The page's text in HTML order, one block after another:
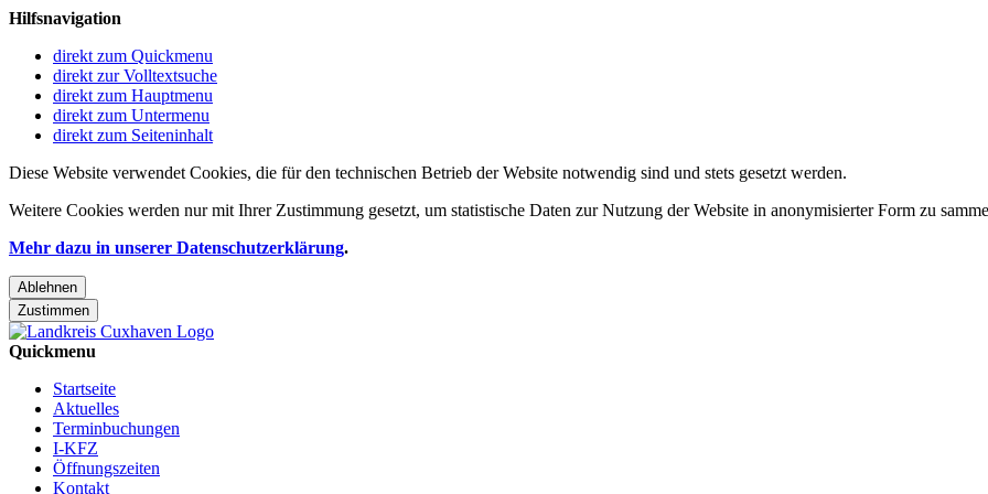
Hilfsnavigation
direkt zum Quickmenu
direkt zur Volltextsuche
direkt zum Hauptmenu
direkt zum Untermenu
direkt zum Seiteninhalt
Diese Website verwendet Cookies, die für den technischen Betrieb der Website notwendig sind und stets gesetzt werden.
Weitere Cookies werden nur mit Ihrer Zustimmung gesetzt, um statistische Daten zur Nutzung der Website in anonymisierter Form zu
Mehr dazu in unserer Datenschutzerklärung.
Ablehnen
Zustimmen
Quickmenu
Startseite
Aktuelles
Terminbuchungen
I-KFZ
Öffnungszeiten
Kontakt